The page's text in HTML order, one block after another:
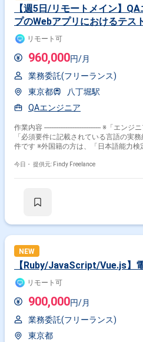
【週5日/リモートメイン】
プのWebアプリにおけるテス
ジション
リモート可
960,000円/月
業務委託(フリーランス)
東京都
八丁堀駅
QAエンジニア
作業内容 -------------------------------- ※「エン
「必須要件に記載されている言語の実
件です ※外国籍の方は、「日本語能力検
稼働が前提となります。 ※すでにFindy
スに基づくテスト実行および不具合報
今日・ 提供元: Findy Freelance
NEW
【Ruby/JavaScript/Vue.js】
リモート可
900,000円/月
業務委託(フリーランス)
東京都